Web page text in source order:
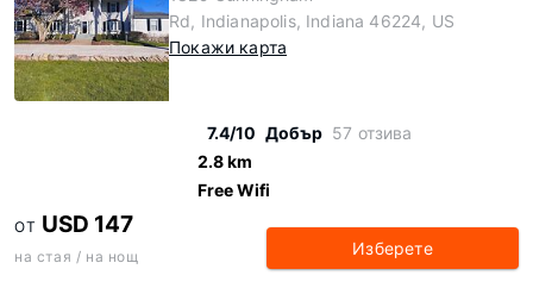
Rd, Indianapolis, Indiana 46224, US
Покажи карта
7.4/10 Добър 57 отзива
2.8 km
Free Wifi
ОТ USD 147
на стая / на нощ Изберете